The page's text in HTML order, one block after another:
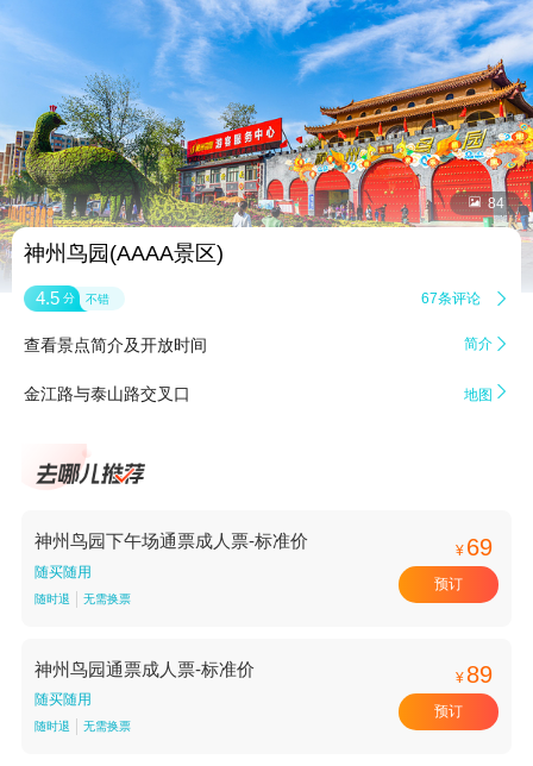
 84
神州鸟园(AAAA景区)
4.5 分 不错 67条评论 
查看景点简介及开放时间 简介 
金江路与泰山路交叉口 地图 
神州鸟园下午场通票成人票-标准价
随买随用
随时退 无需换票
¥ 69
预订
神州鸟园通票成人票-标准价
随买随用
随时退 无需换票
¥ 89
预订
